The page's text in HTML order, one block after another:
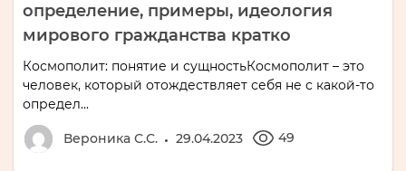
определение, примеры, идеология
мирового гражданства кратко
Космополит: понятие и сущностьКосмополит – это
человек, который отождествляет себя не с какой-то
определ...
Вероника С.С. 29.04.2023 49